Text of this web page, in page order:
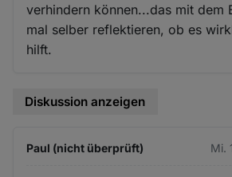
verhindern können...das mit dem
mal selber reflektieren, ob es
hilft.
Diskussion anzeigen
Paul (nicht überprüft) Mi.